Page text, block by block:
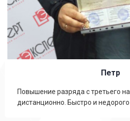
Петр
Повышение разряда с третьего
дистанционно. Быстро и недорого